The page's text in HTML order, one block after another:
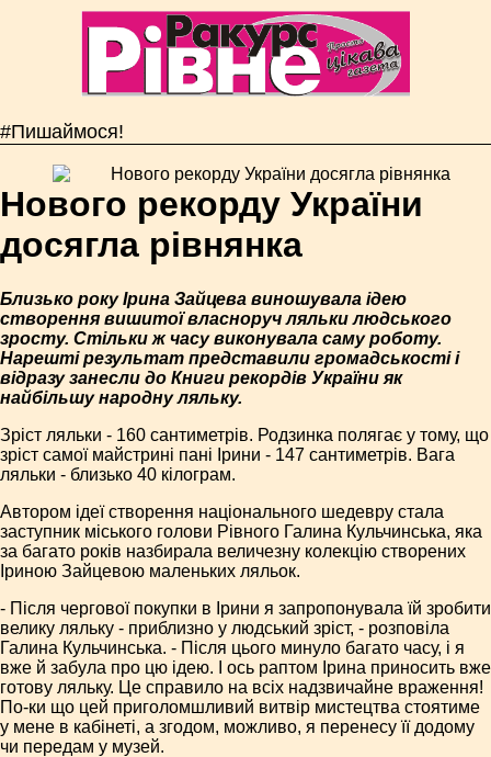
#Пишаймося!
Нового рекорду України
досягла рівнянка
Близько року Ірина Зайцева виношувала ідею
створення вишитої власноруч ляльки людського
зросту. Стільки ж часу виконувала саму роботу.
Нарешті результат представили громадськості і
відразу занесли до Книги рекордів України як
найбільшу народну ляльку.
Зріст ляльки - 160 сантиметрів. Родзинка полягає у тому, що
зріст самої майстрині пані Ірини - 147 сантиметрів. Вага
ляльки - близько 40 кілограм.
Автором ідеї створення національного шедевру стала
заступник міського голови Рівного Галина Кульчинська, яка
за багато років назбирала величезну колекцію створених
Іриною Зайцевою маленьких ляльок.
- Після чергової покупки в Ірини я запропонувала їй зробити
велику ляльку - приблизно у людський зріст, - розповіла
Галина Кульчинська. - Після цього минуло багато часу, і я
вже й забула про цю ідею. І ось раптом Ірина приносить вже
готову ляльку. Це справило на всіх надзвичайне враження!
По-ки що цей приголомшливий витвір мистецтва стоятиме
у мене в кабінеті, а згодом, можливо, я перенесу її додому
чи передам у музей.